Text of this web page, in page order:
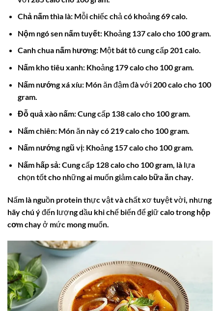
Chả nấm thìa là:Mỗi chiếc chả có khoảng 69 calo.
Nộm ngó sen nấm tuyết:Khoảng 137 calo cho 100 gram.
Canh chua nấm hương:Một bát tô cung cấp 201 calo.
Nấm kho tiêu xanh:Khoảng 179 calo cho 100 gram.
Nấm nướng xá xíu:Món ăn đậm đà với 200 calo cho 100
gram.
Đỗ quả xào nấm:Cung cấp 138 calo cho 100 gram.
Nấm chiên:Món ăn này có 219 calo cho 100 gram.
Nấm nướng ngũ vị:Khoảng 157 calo cho 100 gram.
Nấm hấp sả:Cung cấp 128 calo cho 100 gram, là lựa
chọn tốt cho những ai muốn giảmcalo bữa ăn chay.
Nấm là nguồn protein thực vật và chất xơ tuyệt vời, nhưng
hãy chú ý đến lượng dầu khi chế biến để giữcalo trong hộp
cơm chayở mức mong muốn.